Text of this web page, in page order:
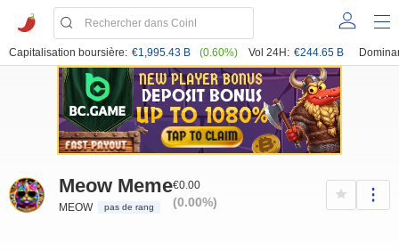
Capitalisation boursière: €1,995.43 B (0.60%) Vol 24H: €244.65 B
Meow Meme
MEOW pas de rang
€0.00
(0.00%)